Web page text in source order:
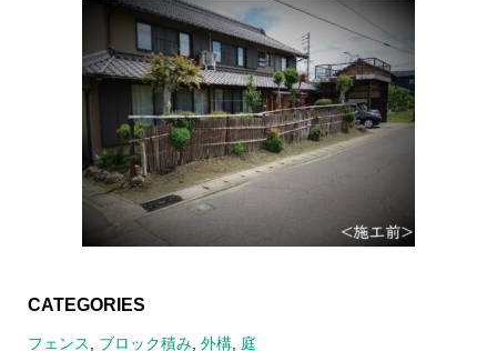
CATEGORIES
フェンス ブロック積み, 外構, 庭